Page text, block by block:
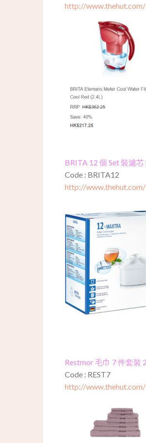
http://
BRITA 12 個 Set 裝濾芯
Code : BRITA12
http://
Restmor 毛巾 7 件套裝
Code : REST7
http://